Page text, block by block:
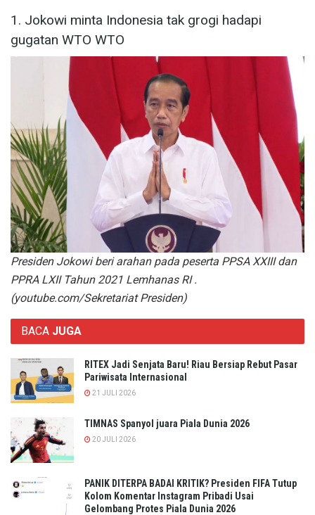
1. Jokowi minta Indonesia tak grogi hadapi
gugatan WTO WTO
Presiden Jokowi beri arahan pada peserta PPSA XXIII dan
PPRA LXII Tahun 2021 Lemhanas RI .
(youtube.com/Sekretariat Presiden)
BACA JUGA
RITEX Jadi Senjata Baru! Riau Bersiap Rebut Pasar
Pariwisata Internasional
21 JULI 2026
TIMNAS Spanyol juara Piala Dunia 2026
20 JULI 2026
PANIK DITERPA BADAI KRITIK? Presiden FIFA Tutup
Kolom Komentar Instagram Pribadi Usai
Gelombang Protes Piala Dunia 2026